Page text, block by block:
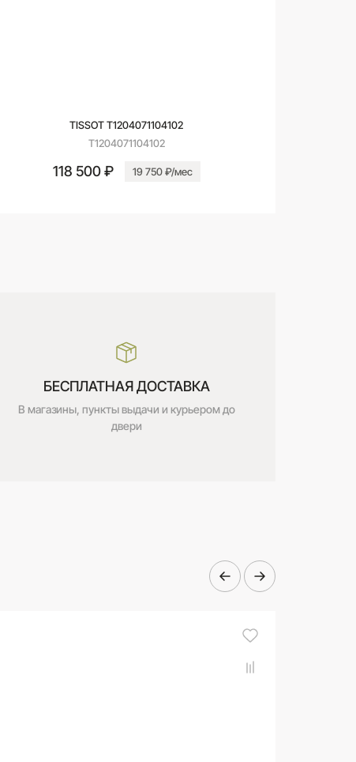
TISSOT T1204071104102
T1204071104102
118 500 ₽ 19 750 ₽/мес
БЕСПЛАТНАЯ ДОСТАВКА
В магазины, пункты выдачи и курьером до
двери